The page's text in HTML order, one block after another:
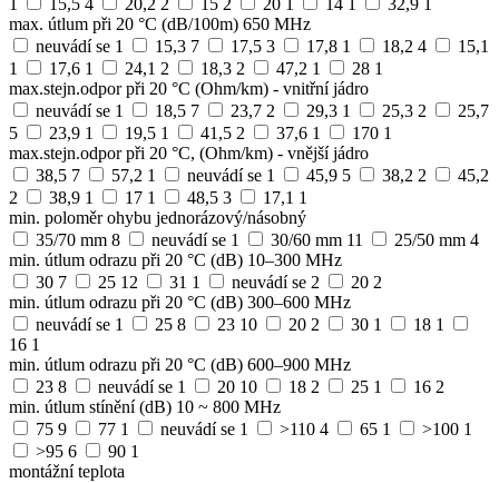
15,5 4 20,2 2 15 2 20 14 32,9
max. útlum při 20 °C (dB/100m) 650 MHz
neuvádí se 1 15,3 7 17,5 3 17,8 1 18,2 4
15,1
1
17,6 1 24,1 2 18,3 2 47,2 1 28 1
max.stejn.odpor při 20 °C (Ohm/km) - vnitřní jádro
neuvádí se 1 18,5 7 23,7 2 29,3 1 25,3 2
25,7
5
23,9 1 19,5 1 41,5 2 37,6 1 170 1
max.stejn.odpor při 20 °C, (Ohm/km) - vnější jádro
38,5 7 57,2 1 neuvádí se 1 45,9 5 38,2 2
45,2
2
38,9 1 17 1 48,5 3 17,1 1
min. poloměr ohybu jednorázový/násobný
35/70 mm 8 neuvádí se 1 30/60 mm 11 25/50 mm 4
min. útlum odrazu při 20 °C (dB) 10–300 MHz
30 7 25 12 31 1 neuvádí se 2 20 2
min. útlum odrazu při 20 °C (dB) 300–600 MHz
neuvádí se 1 25 8 23 10 20 2 30 1 18 1
16 1
min. útlum odrazu při 20 °C (dB) 600–900 MHz
23 8 neuvádí se 1 20 10 18 2 25 1 16 2
min. útlum stínění (dB) 10 ~ 800 MHz
75 9 77 1 neuvádí se 1 >110 4 65 1 >100 1
>95 6 90 1
montážní teplota